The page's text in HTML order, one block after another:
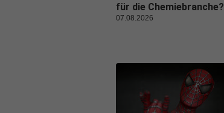
für die Chemiebranche?
07.08.2026